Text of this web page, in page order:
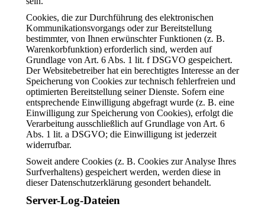
Cookies, die zur Durchführung des elektronischen
Kommunikationsvorgangs oder zur Bereitstellung
bestimmter, von Ihnen erwünschter Funktionen (z. B.
Warenkorbfunktion) erforderlich sind, werden auf
Grundlage von Art. 6 Abs. 1 lit. f DSGVO gespeichert.
Der Websitebetreiber hat ein berechtigtes Interesse an der
Speicherung von Cookies zur technisch fehlerfreien und
optimierten Bereitstellung seiner Dienste. Sofern eine
entsprechende Einwilligung abgefragt wurde (z. B. eine
Einwilligung zur Speicherung von Cookies), erfolgt die
Verarbeitung ausschließlich auf Grundlage von Art. 6
Abs. 1 lit. a DSGVO; die Einwilligung ist jederzeit
widerrufbar.
Soweit andere Cookies (z. B. Cookies zur Analyse Ihres
Surfverhaltens) gespeichert werden, werden diese in
dieser Datenschutzerklärung gesondert behandelt.
Server-Log-Dateien